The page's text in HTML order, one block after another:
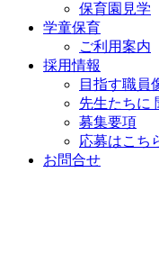
保育園見学
学童保育
ご利用案内
採用情報
目指す職員
先生たちに
募集要項
応募はこち
お問合せ